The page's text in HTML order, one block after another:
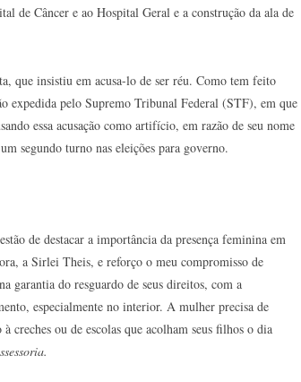
de Câncer e ao Hospital Geral e a construção da ala de
que insistiu em acusa-lo de ser réu. Como tem feito
expedida pelo Supremo Tribunal Federal (STF), em que
essa acusação como artifício, em razão de seu nome
segundo turno nas eleições para governo.
de destacar a importância da presença feminina em
a Sirlei Theis, e reforço o meu compromisso de
garantia do resguardo de seus direitos, com a
especialmente no interior. A mulher precisa de
creches ou de escolas que acolham seus filhos o dia